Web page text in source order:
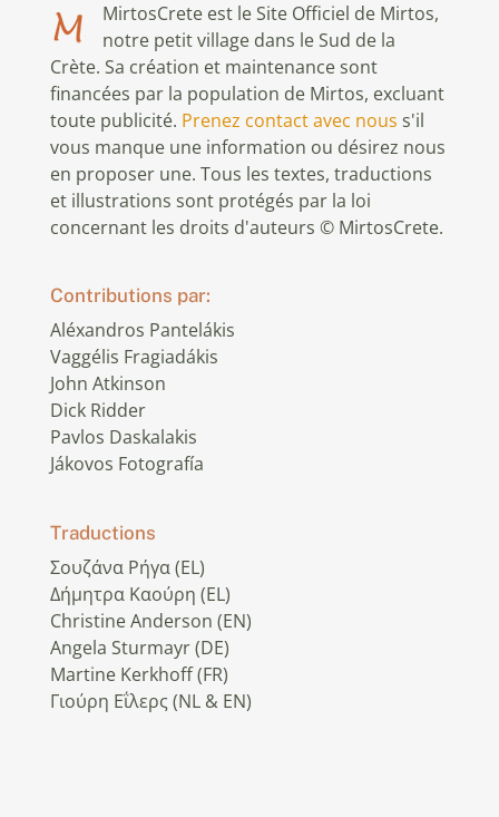
MirtosCrete est le Site Officiel de Mirtos,
notre petit village dans le Sud de la
Crète. Sa création et maintenance sont
financées par la population de Mirtos, excluant
toute publicité. Prenez contact avec nous s'il
vous manque une information ou désirez nous
en proposer une. Tous les textes, traductions
et illustrations sont protégés par la loi
concernant les droits d'auteurs © MirtosCrete.
Contributions par:
Aléxandros Pantelákis
Vaggélis Fragiadákis
John Atkinson
Dick Ridder
Pavlos Daskalakis
Jákovos Fotografía
Traductions
Σουζάνα Ρήγα (EL)
Δήμητρα Καούρη (EL)
Christine Anderson (EN)
Angela Sturmayr (DE)
Martine Kerkhoff (FR)
Γιούρη Εΐλερς (NL & EN)